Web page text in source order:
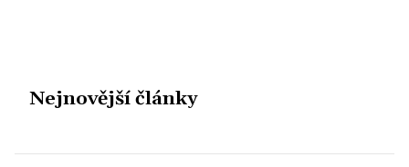
Nejnovější články